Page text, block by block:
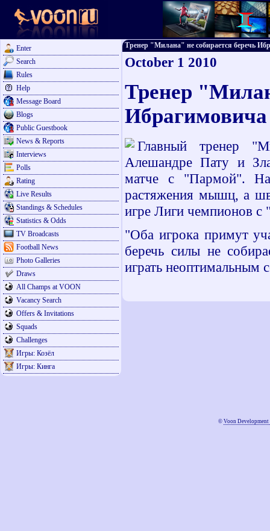
Enter
Search
Rules
Help
Message Board
Blogs
Public Guestbook
News & Reports
Interviews
Polls
Rating
Live Results
Standings & Schedules
Statistics & Odds
TV Broadcasts
Football News
Photo Galleries
Draws
All Champs at VOON
Vacancy Search
Offers & Invitations
Squads
Challenges
Игры: Козёл
Игры: Кинга
Тренер "Милана" не собирается беречь
October 1 2010
Тренер
Ибрагимовича
Главный тренер
Алешандре Пату и
матче с "Пармой".
растяжения мышц, а
игре Лиги чемпионов с
"Оба игрока примут
беречь силы не
играть неоптимальным
© Voon Development